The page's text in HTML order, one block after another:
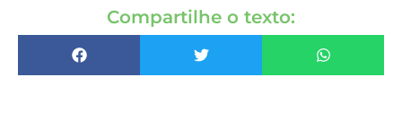
Compartilhe o texto: